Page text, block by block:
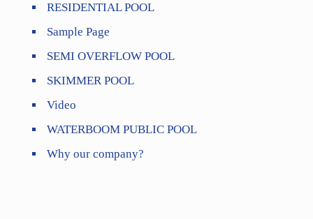
RESIDENTIAL POOL
Sample Page
SEMI OVERFLOW POOL
SKIMMER POOL
Video
WATERBOOM PUBLIC POOL
Why our company?